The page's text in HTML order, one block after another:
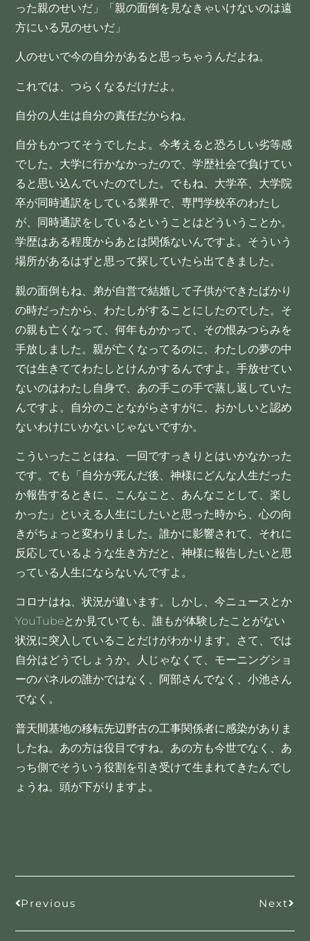
った親のせいだ」「親の面倒を見なきゃいけないのは遠
方にいる兄のせいだ」
人のせいで今の自分があると思っちゃうんだよね。
これでは、つらくなるだけだよ。
自分の人生は自分の責任だからね。
自分もかつてそうでしたよ。今考えると恐ろしい劣等感
でした。大学に行かなかったので、学歴社会で負けてい
ると思い込んでいたのでした。でもね、大学卒、大学院
卒が同時通訳をしている業界で、専門学校卒のわたし
が、同時通訳をしているということはどういうことか。
学歴はある程度からあとは関係ないんですよ。そういう
場所があるはずと思って探していたら出てきました。
親の面倒もね、弟が自営で結婚して子供ができたばかり
の時だったから、わたしがすることにしたのでした。そ
の親も亡くなって、何年もかかって、その恨みつらみを
手放しました。親が亡くなってるのに、わたしの夢の中
では生きててわたしとけんかするんですよ。手放せてい
ないのはわたし自身で、あの手この手で蒸し返していた
んですよ。自分のことながらさすがに、おかしいと認め
ないわけにいかないじゃないですか。
こういったことはね、一回ですっきりとはいかなかった
です。でも「自分が死んだ後、神様にどんな人生だった
か報告するときに、こんなこと、あんなことして、楽し
かった」といえる人生にしたいと思った時から、心の向
きがちょっと変わりました。誰かに影響されて、それに
反応しているような生き方だと、神様に報告したいと思
っている人生にならないんですよ。
コロナはね、状況が違います。しかし、今ニュースとか
YouTubeとか見ていても、誰もが体験したことがない
状況に突入していることだけがわかります。さて、では
自分はどうでしょうか。人じゃなくて、モーニングショ
ーのパネルの誰かではなく、阿部さんでなく、小池さん
でなく。
普天間基地の移転先辺野古の工事関係者に感染がありま
したね。あの方は役目ですね。あの方も今世でなく、あ
っち側でそういう役割を引き受けて生まれてきたんでし
ょうね。頭が下がりますよ。
Previous Next